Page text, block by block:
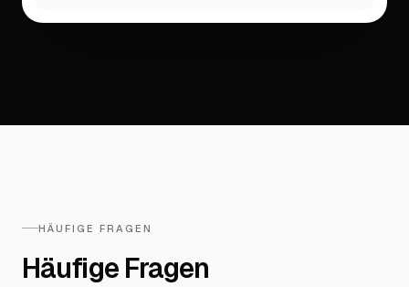
HÄUFIGE FRAGEN
Häufige Fragen